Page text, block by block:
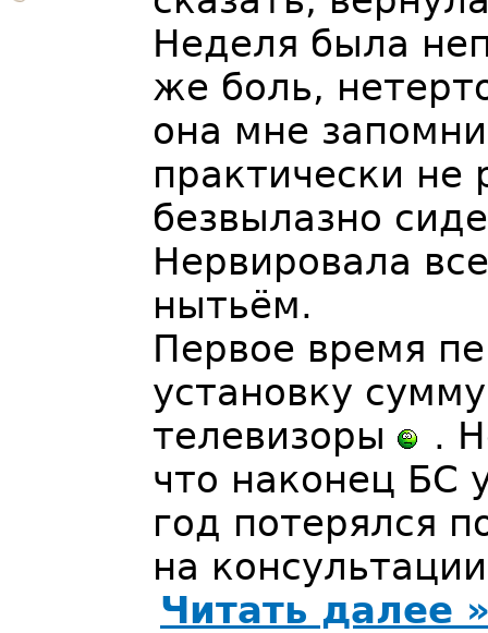
Неделя была
же боль,
она мне
практически не
безвылазно
Нервировала
нытьём.
Первое время
установку
телевизоры
.
что наконец БС
год потерялся
на
Читать далее